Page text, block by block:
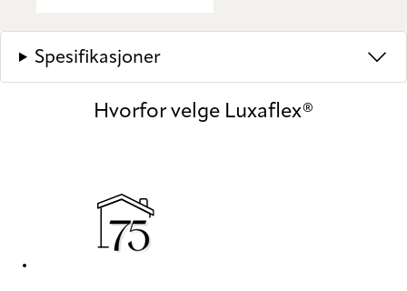
Spesifikasjoner
Hvorfor velge Luxaflex®